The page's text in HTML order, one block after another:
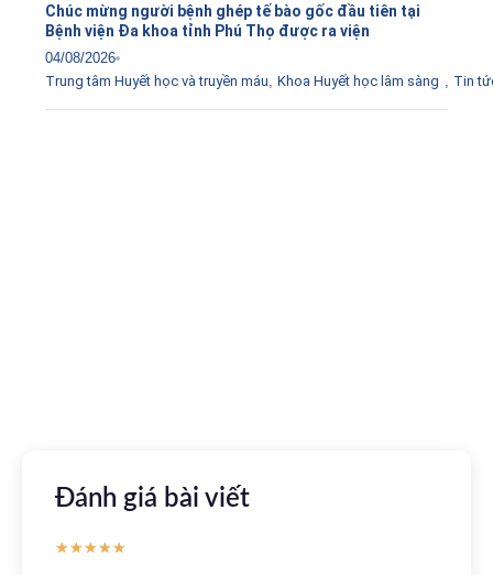
Chúc mừng người bệnh ghép tế bào gốc đầu tiên tại
Bệnh viện Đa khoa tỉnh Phú Thọ được ra viện
04/08/2026
Trung tâm Huyết học và truyền máu Khoa Huyết học lâm sàng Tin
Đánh giá bài viết
★★★★★